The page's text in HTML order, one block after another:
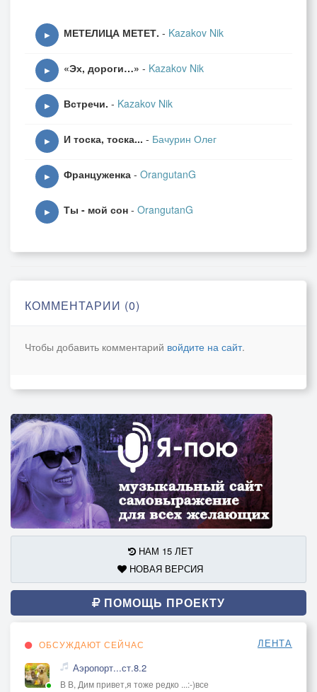
▶ МЕТЕЛИЦА МЕТЕТ. - Kazakov Nik
▶ «Эх, дороги…» - Kazakov Nik
▶ Встречи. - Kazakov Nik
▶ И тоска, тоска... - Бачурин Олег
▶ Француженка - OrangutanG
▶ Ты - мой сон - OrangutanG
КОММЕНТАРИИ (0)
Чтобы добавить комментарий войдите на сайт.
НАМ 15 ЛЕТ
НОВАЯ ВЕРСИЯ
ПОМОЩЬ ПРОЕКТУ
ОБСУЖДАЮТ СЕЙЧАС ЛЕНТА
Аэропорт...ст.8.2
В В, Дим привет,я тоже редко ...:-)все